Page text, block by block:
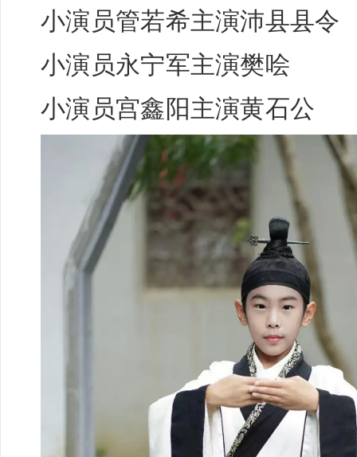
小演员管若希主演沛县县令
小演员永宁军主演樊哙
小演员宫鑫阳主演黄石公